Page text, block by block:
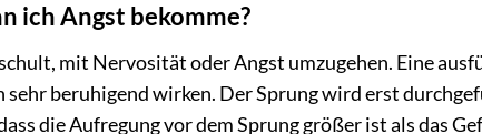
ich Angst bekomme?
mit Nervosität oder Angst umzugehen. Eine
sehr beruhigend wirken. Der Sprung wird erst
die Aufregung vor dem Sprung größer ist als das